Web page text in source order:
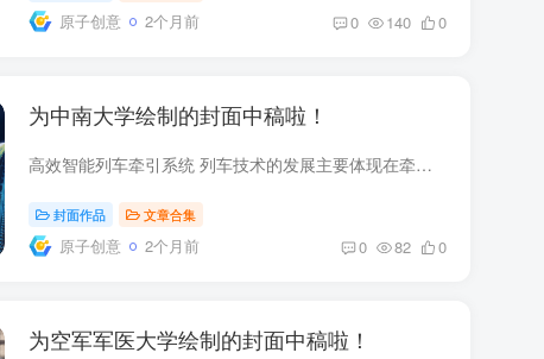
原子创意 2个月前 0 140 0
为中南大学绘制的封面中稿啦！
高效智能列车牵引系统 列车技术的发展主要体现在牵引系统的发展上。列车牵引系统包括几个关键设备，例如受电弓、牵引变压器、牵引变流器和牵引电机。它决定了列车启动、加速、恒速运行和制动的...
封面作品 文章合集
原子创意 2个月前 0 82 0
为空军军医大学绘制的封面中稿啦！